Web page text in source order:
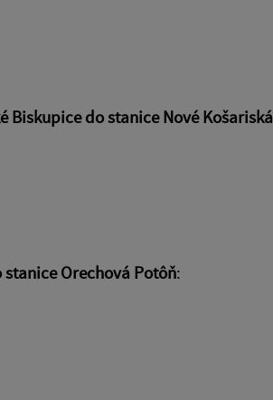
Biskupice do stanice Nové Košariská
stanice Orechová Potôň: